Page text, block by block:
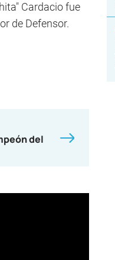
Cardacio fue
de Defensor.
del